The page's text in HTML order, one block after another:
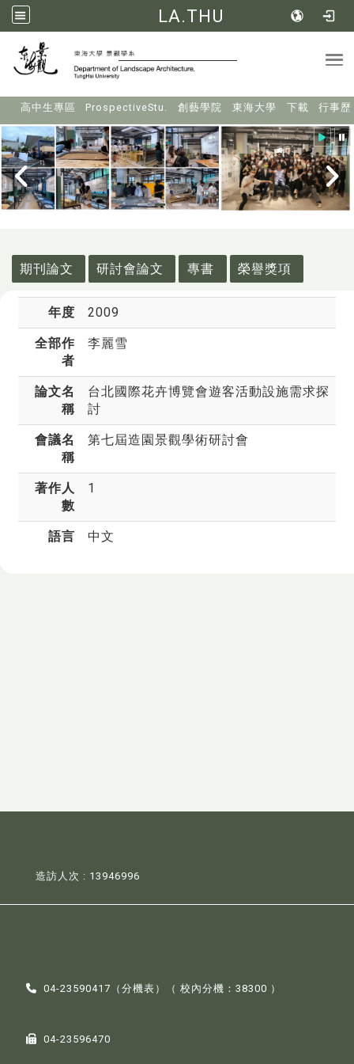
LA.THU
高中生專區 ProspectiveStu. 創藝學院 東海大學 下載 行事歷
期刊論文
研討會論文 專書 榮譽獎項
年度 2009
全部作
者
李麗雪
論文名
稱
台北國際花卉博覽會遊客活動設施需求探
討
會議名
稱
第七屆造園景觀學術研討會
著作人
數
1
語言 中文
造訪人次 : 13946996
04-23590417（分機表 ）（ 校內分機：38300 ）
04-23596470